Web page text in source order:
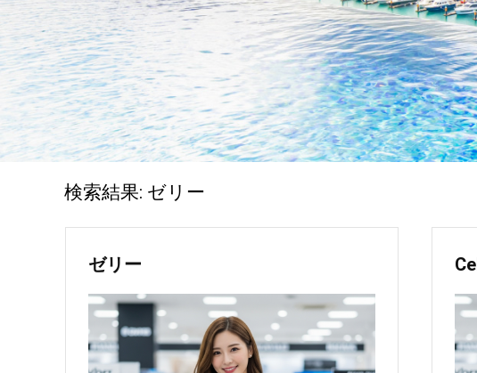
検索結果: ゼリー
ゼリー